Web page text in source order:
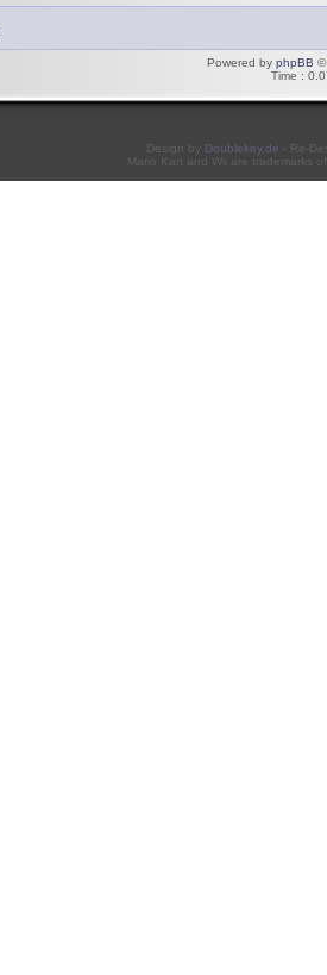
Powered by phpBB ©
Time :
Design by Doublekey.de - Re-
Mario Kart and Wii are trademarks